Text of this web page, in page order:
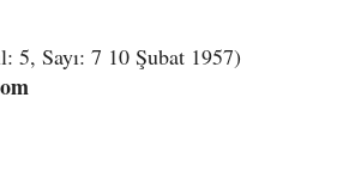
5, Sayı: 7 10 Şubat 1957)